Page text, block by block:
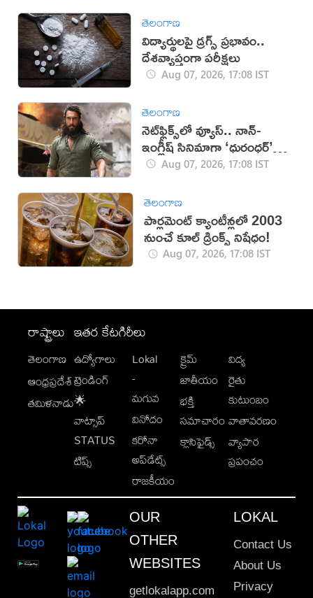
తెలంగాణ
విద్యార్థులపై డ్రగ్స్ ప్రభావం..
దేశవ్యాప్తంగా పరీక్షలు
Aug 07, 2026, 17:08 IST
తెలంగాణ
నెట్‌ఫ్లిక్స్‌లో వ్యూస్.. నాన్-
ఇంగ్లీష్ సినిమాగా ‘ధురంధర్’
రికార్డుAug 07, 2026, 17:08 IST
తెలంగాణ
పార్లమెంట్ క్యాంటీన్లలో 2003
నుంచే కూల్ డ్రింక్స్ నిషేధం!
Aug 07, 2026, 17:08 IST
రాష్ట్రాలు
తెలంగాణ
ఆంధ్రప్రదేశ్
తమిళనాడు
ఇతర కేటగిరీలు
ఉద్యోగాలు
ట్రెండింగ్
🌟
వాట్సాప్
STATUS
టిప్స్
Lokal
-
మగువ
వినోదం
కరోనా
అప్‌డేట్స్
రాజకీయం
క్రైమ్
జాతీయం
భక్తి
సమాచారం
క్లాసిఫైడ్స్
విద్య
రైతు
కుటుంబం
వాతావరణం
వ్యాపార
ప్రపంచం
OUR
OTHER
WEBSITES
getlokalapp.com
LOKAL
Contact Us
About Us
Privacy